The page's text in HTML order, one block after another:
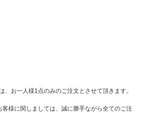
、お一人様1点のみのご注文とさせて頂きます。
様に関しましては、誠に勝手ながら全てのご注